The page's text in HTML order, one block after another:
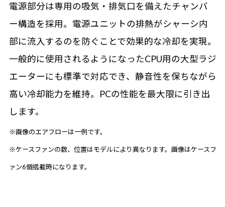
電源部分は専用の吸気・排気口を備えたチャンバ
ー構造を採用。電源ユニットの排熱がシャーシ内
部に流入するのを防ぐことで効果的な冷却を実現。
一般的に使用されるようになったCPU用の大型ラジ
エーターにも標準で対応でき、静音性を保ちながら
高い冷却能力を維持。PCの性能を最大限に引き出
します。
※画像のエアフローは一例です。
※ケースファンの数、位置はモデルにより異なります。画像はケースフ
ァン6個搭載時になります。